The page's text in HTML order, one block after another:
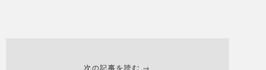
次の記事を読む →